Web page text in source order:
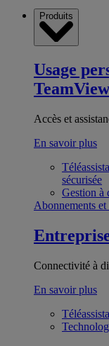
Produits
Usage
Accès et
En savoir plus
sécurisée
Gestion à
Abonnements et
Connectivité à
En savoir plus